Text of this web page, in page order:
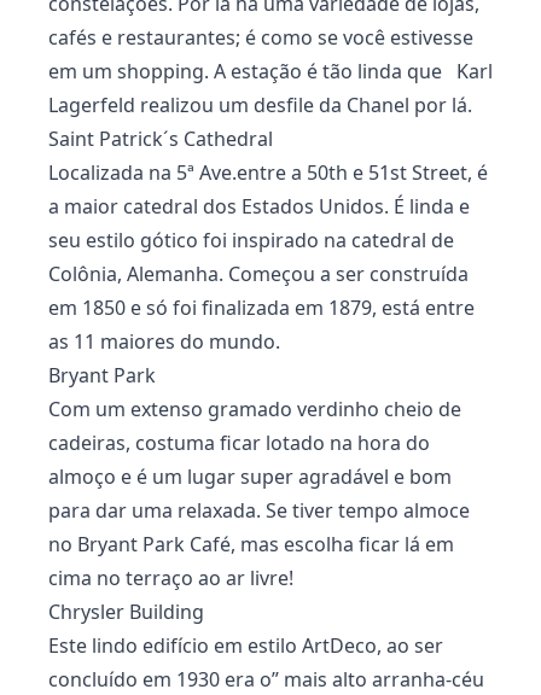
cafés e restaurantes; é como se você estivesse
em um shopping. A estação é tão linda que Karl
Lagerfeld realizou um desfile da Chanel por lá.
Saint Patrick´s Cathedral
Localizada na 5ª Ave.entre a 50th e 51st Street, é
a maior catedral dos Estados Unidos. É linda e
seu estilo gótico foi inspirado na catedral de
Colônia, Alemanha. Começou a ser construída
em 1850 e só foi finalizada em 1879, está entre
as 11 maiores do mundo.
Bryant Park
Com um extenso gramado verdinho cheio de
cadeiras, costuma ficar lotado na hora do
almoço e é um lugar super agradável e bom
para dar uma relaxada. Se tiver tempo almoce
no Bryant Park Café, mas escolha ficar lá em
cima no terraço ao ar livre!
Chrysler Building
Este lindo edifício em estilo ArtDeco, ao ser
concluído em 1930 era o” mais alto arranha-céu